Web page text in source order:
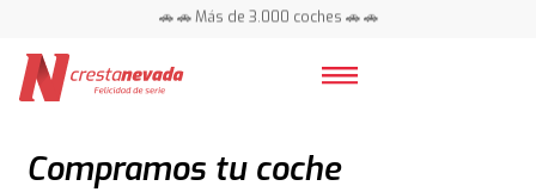
📍 Centros en toda España ⭐
📍 Centros en toda España ⭐
Compramos tu coche